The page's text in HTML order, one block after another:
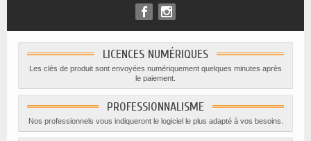
LICENCES NUMÉRIQUES
Les clés de produit sont envoyées numériquement quelques minutes après
le paiement.
PROFESSIONNALISME
Nos professionnels vous indiqueront le logiciel le plus adapté à vos besoins.